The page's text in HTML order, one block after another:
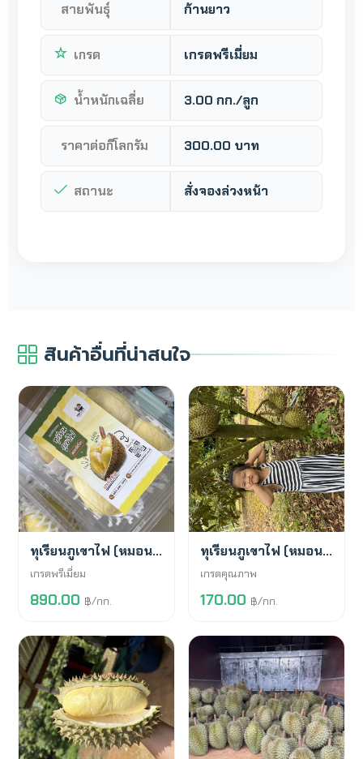
สายพันธุ์ ก้านยาว
เกรด เกรดพรีเมี่ยม
น้ำหนักเฉลี่ย 3.00 กก./ลูก
ราคาต่อกิโลกรัม 300.00 บาท
สถานะ สั่งจองล่วงหน้า
สินค้าอื่นที่น่าสนใจ
พร้อมขาย ทุเรียนภูเขาไฟ (หมอนทอง)
เกรดพรีเมี่ยม
890.00 ฿/กก.
พร้อมขาย ทุเรียนภูเขาไฟ (หมอนทอง)
เกรดคุณภาพ
170.00 ฿/กก.